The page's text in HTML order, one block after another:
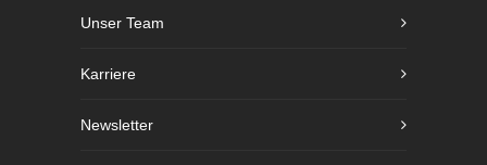
Unser Team
Karriere
Newsletter